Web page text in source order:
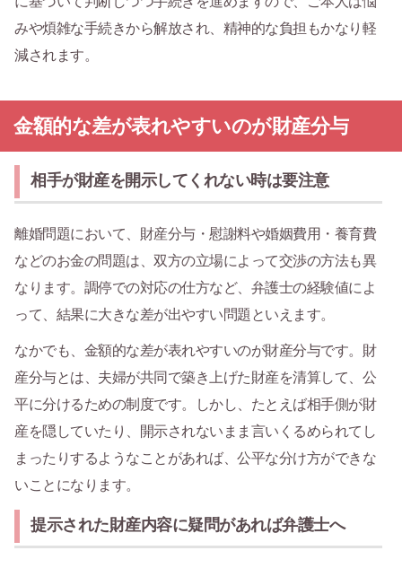
みや煩雑な手続きから解放され、精神的な負担もかなり軽
減されます。
金額的な差が表れやすいのが財産分与
相手が財産を開示してくれない時は要注意
離婚問題において、財産分与・慰謝料や婚姻費用・養育費
などのお金の問題は、双方の立場によって交渉の方法も異
なります。調停での対応の仕方など、弁護士の経験値によ
って、結果に大きな差が出やすい問題といえます。
なかでも、金額的な差が表れやすいのが財産分与です。財
産分与とは、夫婦が共同で築き上げた財産を清算して、公
平に分けるための制度です。しかし、たとえば相手側が財
産を隠していたり、開示されないまま言いくるめられてし
まったりするようなことがあれば、公平な分け方ができな
いことになります。
提示された財産内容に疑問があれば弁護士へ